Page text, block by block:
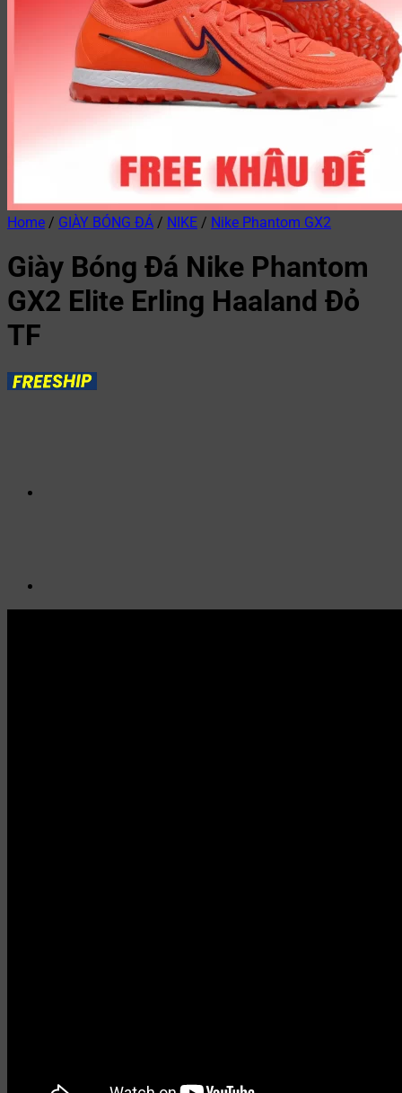
Home / GIÀY BÓNG ĐÁ / NIKE / Nike Phantom GX2
Giày Bóng Đá Nike Phantom
GX2 Elite Erling Haaland Đỏ
TF